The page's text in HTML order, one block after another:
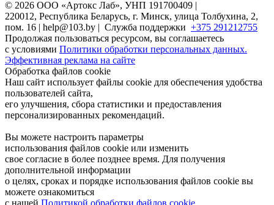
© 2026 ООО «Артокс Лаб», УНП 191700409 |
220012, Республика Беларусь, г. Минск, улица Толбухина, 2,
пом. 16 | help@103.by | Служба поддержки +375 291212755
Продолжая пользоваться ресурсом, вы соглашаетесь
с условиями Политики обработки персональных данных.
Эффективная реклама на сайте
Обработка файлов cookie
Наш сайт использует файлы cookie для обеспечения удобства
пользователей сайта,
его улучшения, сбора статистики и предоставления
персонализированных рекомендаций.
Вы можете настроить параметры
использования файлов cookie или изменить
свое согласие в более позднее время. Для получения
дополнительной информации
о целях, сроках и порядке использования файлов cookie вы
можете ознакомиться
с нашей Политикой обработки файлов cookie